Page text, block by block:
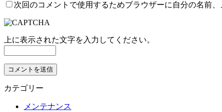
次回のコメントで使用するためブラウザーに自分の名前
上に表示された文字を入力してください。
カテゴリー
メンテナンス